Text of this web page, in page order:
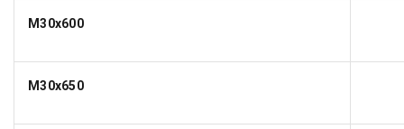
M30x600
M30x650